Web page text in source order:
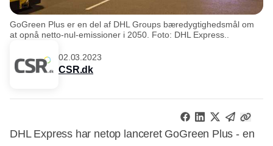
GoGreen Plus er en del af DHL Groups bæredygtighedsmål om
at opnå netto-nul-emissioner i 2050. Foto: DHL Express..
02.03.2023
CSR.dk
DHL Express har netop lanceret GoGreen Plus - en